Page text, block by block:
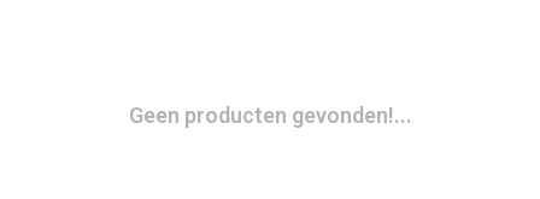
Geen producten gevonden!...